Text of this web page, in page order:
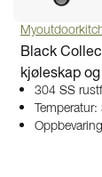
Black
kjøleskap
304 SS